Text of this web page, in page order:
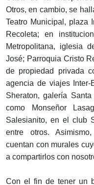
Otros, en cambio, se
Teatro Municipal, plaza
Recoleta; en
Metropolitana, iglesia
José; Parroquia Cristo
de propiedad privada
agencia de viajes Inter-
Sheraton, galería
como Monseñor
Salesianito, en el club
entre otros.
cuentan con murales
a compartirlos con
Con el fin de tener un